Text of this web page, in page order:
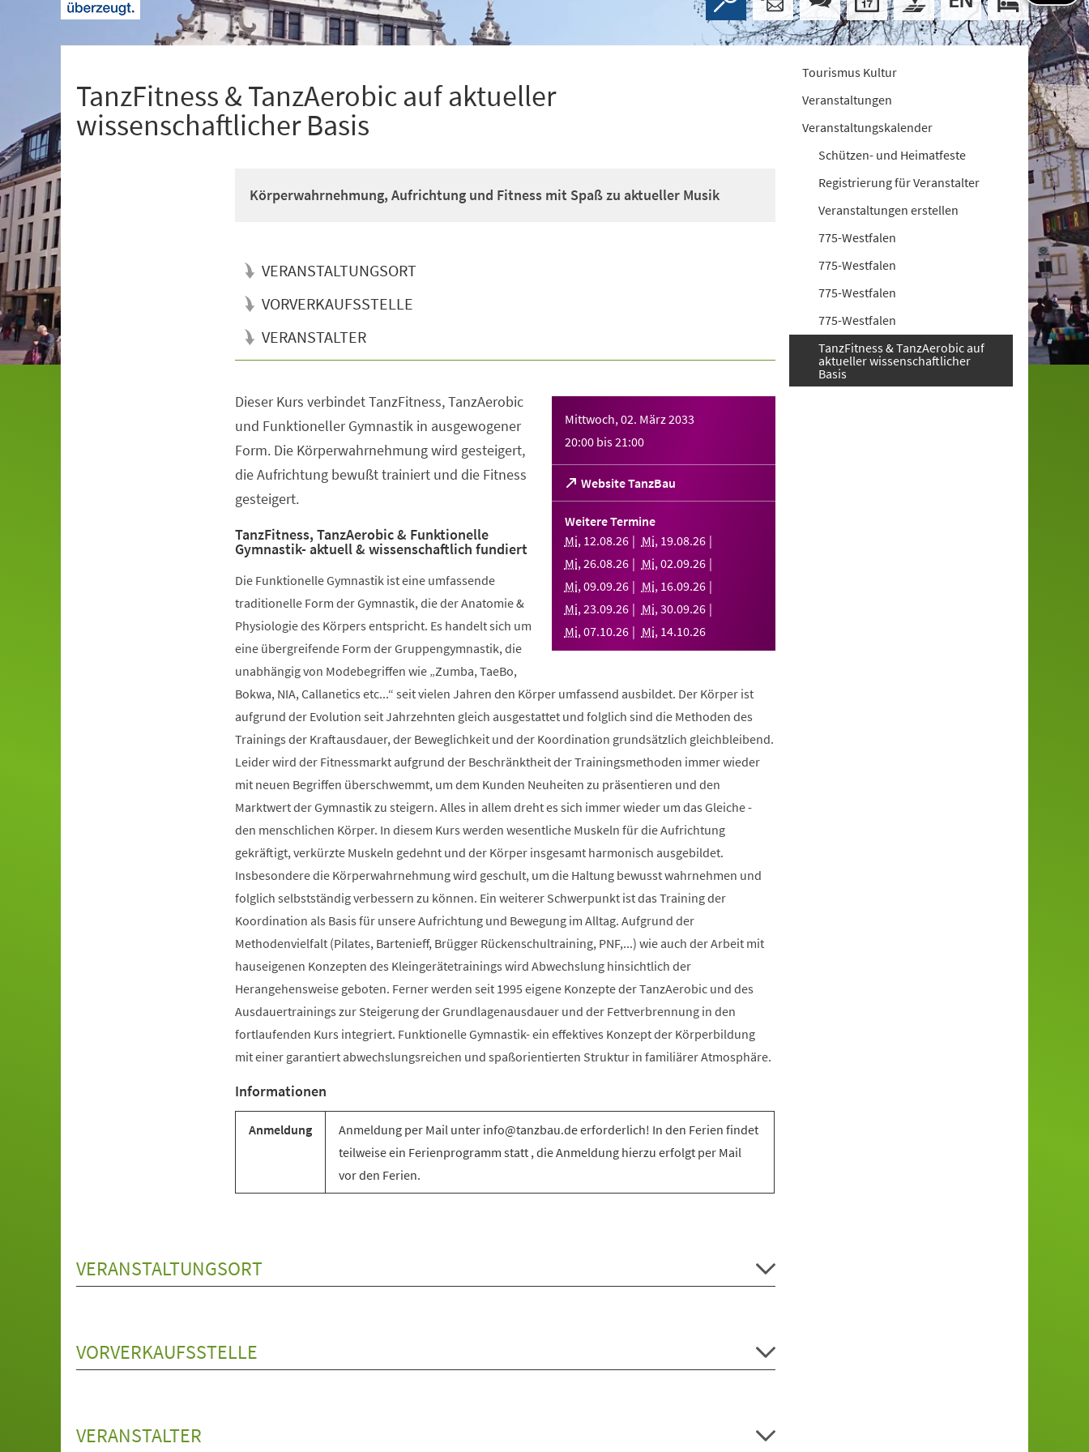
TanzFitness & TanzAerobic auf aktueller
wissenschaftlicher Basis
Körperwahrnehmung, Aufrichtung und Fitness mit Spaß zu aktueller Musik
VERANSTALTUNGSORT
VORVERKAUFSSTELLE
VERANSTALTER
Mittwoch, 02. März 2033
20:00 bis21:00
Website TanzBau
(Öffnet
in
einem
neuen
Tab)
Weitere Termine
Mi, 12.08.26 Mi, 19.08.26
Mi,26.08.26 Mi,02.09.26
Mi,09.09.26 Mi, 16.09.26
Mi,23.09.26 Mi,30.09.26
Mi,07.10.26 Mi, 14.10.26
Dieser Kurs verbindet TanzFitness, TanzAerobic
und Funktioneller Gymnastik in ausgewogener
Form. Die Körperwahrnehmung wird gesteigert,
die Aufrichtung bewußt trainiert und die Fitness
gesteigert.
TanzFitness, TanzAerobic & Funktionelle
Gymnastik- aktuell & wissenschaftlich fundiert
Die Funktionelle Gymnastik ist eine umfassende
traditionelle Form der Gymnastik, die der Anatomie &
Physiologie des Körpers entspricht. Es handelt sich um
eine übergreifende Form der Gruppengymnastik, die
unabhängig von Modebegriffen wie „Zumba, TaeBo,
Bokwa, NIA, Callanetics etc...“ seit vielen Jahren den Körper umfassend ausbildet. Der Körper ist
aufgrund der Evolution seit Jahrzehnten gleich ausgestattet und folglich sind die Methoden des
Trainings der Kraftausdauer, der Beweglichkeit und der Koordination grundsätzlich gleichbleibend.
Leider wird der Fitnessmarkt aufgrund der Beschränktheit der Trainingsmethoden immer wieder
mit neuen Begriffen überschwemmt, um dem Kunden Neuheiten zu präsentieren und den
Marktwert der Gymnastik zu steigern. Alles in allem dreht es sich immer wieder um das Gleiche -
den menschlichen Körper. In diesem Kurs werden wesentliche Muskeln für die Aufrichtung
gekräftigt, verkürzte Muskeln gedehnt und der Körper insgesamt harmonisch ausgebildet.
Insbesondere die Körperwahrnehmung wird geschult, um die Haltung bewusst wahrnehmen und
folglich selbstständig verbessern zu können. Ein weiterer Schwerpunkt ist das Training der
Koordination als Basis für unsere Aufrichtung und Bewegung im Alltag. Aufgrund der
Methodenvielfalt (Pilates, Bartenieff, Brügger Rückenschultraining, PNF,...) wie auch der Arbeit mit
hauseigenen Konzepten des Kleingerätetrainings wird Abwechslung hinsichtlich der
Herangehensweise geboten. Ferner werden seit 1995 eigene Konzepte der TanzAerobic und des
Ausdauertrainings zur Steigerung der Grundlagenausdauer und der Fettverbrennung in den
fortlaufenden Kurs integriert. Funktionelle Gymnastik- ein effektives Konzept der Körperbildung
mit einer garantiert abwechslungsreichen und spaßorientierten Struktur in familiärer Atmosphäre.
Informationen
Anmeldung
Anmeldung per Mail unter info@tanzbau.de erforderlich! In den Ferien findet
teilweise ein Ferienprogramm statt , die Anmeldung hierzu erfolgt per Mail
vor den Ferien.
VERANSTALTUNGSORT
VORVERKAUFSSTELLE
VERANSTALTER
Tourismus Kultur
Veranstaltungen
Veranstaltungskalender
Schützen- und Heimatfeste
Registrierung für Veranstalter
Veranstaltungen erstellen
775-Westfalen
775-Westfalen
775-Westfalen
775-Westfalen
TanzFitness & TanzAerobic auf
aktueller wissenschaftlicher
Basis